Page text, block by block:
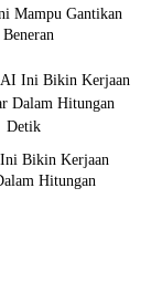
Mampu Gantikan
Bikin Kerjaan
Hitungan